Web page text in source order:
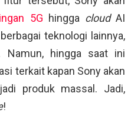
5G hingga cloudAI
teknologi lainnya,
Namun, hingga saat ini
terkait kapan Sony akan
produk massal. Jadi,
!